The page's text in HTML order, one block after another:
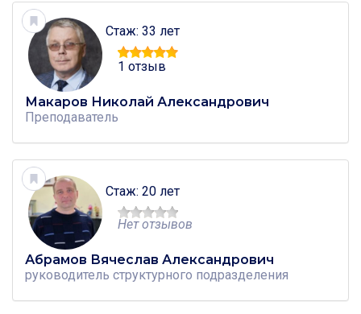
Стаж: 33 лет
1 отзыв
Макаров Николай Александрович
Преподаватель
Стаж: 20 лет
Нет отзывов
Абрамов Вячеслав Александрович
руководитель структурного подразделения